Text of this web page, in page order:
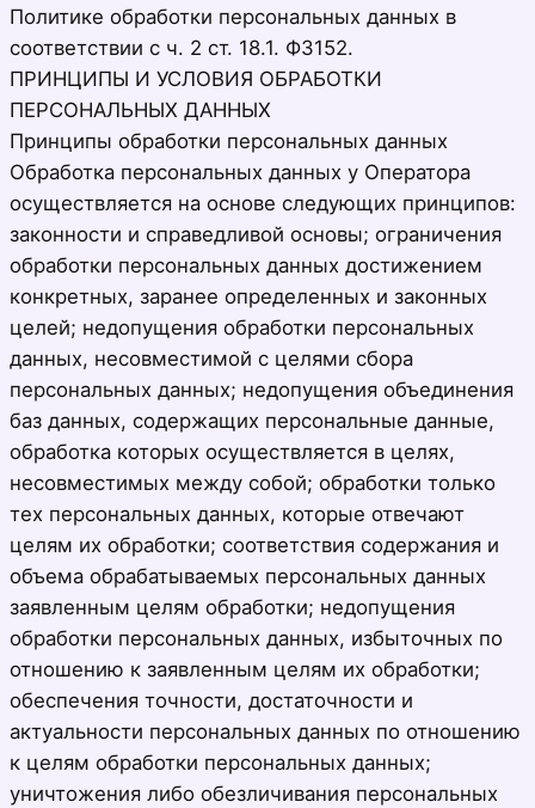
Политике обработки персональных данных в
соответствии с ч. 2 ст. 18.1. ФЗ152.
ПРИНЦИПЫ И УСЛОВИЯ ОБРАБОТКИ
ПЕРСОНАЛЬНЫХ ДАННЫХ
Принципы обработки персональных данных
Обработка персональных данных у Оператора
осуществляется на основе следующих принципов:
законности и справедливой основы; ограничения
обработки персональных данных достижением
конкретных, заранее определенных и законных
целей; недопущения обработки персональных
данных, несовместимой с целями сбора
персональных данных; недопущения объединения
баз данных, содержащих персональные данные,
обработка которых осуществляется в целях,
несовместимых между собой; обработки только
тех персональных данных, которые отвечают
целям их обработки; соответствия содержания и
объема обрабатываемых персональных данных
заявленным целям обработки; недопущения
обработки персональных данных, избыточных по
отношению к заявленным целям их обработки;
обеспечения точности, достаточности и
актуальности персональных данных по отношению
к целям обработки персональных данных;
уничтожения либо обезличивания персональных